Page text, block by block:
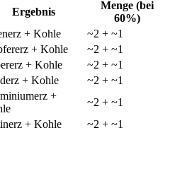
Ergebnis
Menge (bei
60%)
+ Kohle
~2 + ~1
+ Kohle
~2 + ~1
+ Kohle
~2 + ~1
+ Kohle
~2 + ~1
+
~2 + ~1
+ Kohle ~2 + ~1